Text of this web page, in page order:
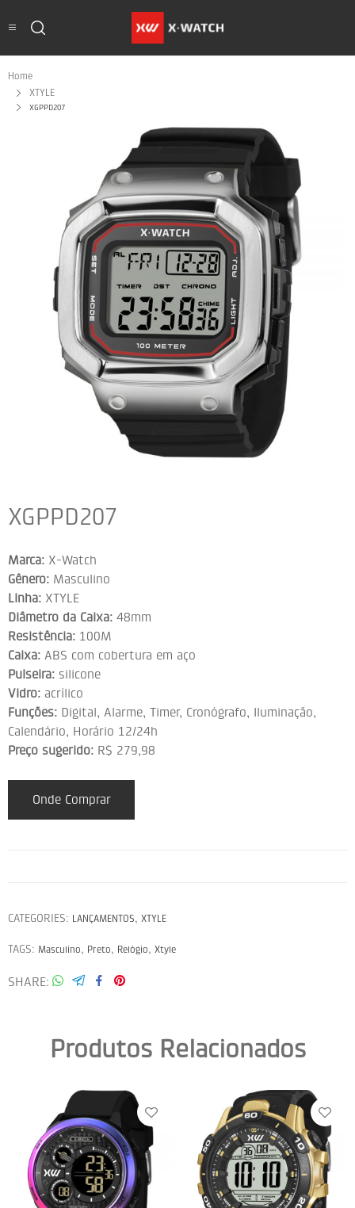
Home
XTYLE
XGPPD207
XGPPD207
Marca: X-Watch
Gênero: Masculino
Linha: XTYLE
Diâmetro da Caixa: 48mm
Resistência: 100M
Caixa: ABS com cobertura em aço
Pulseira: silicone
Vidro: acrílico
Funções: Digital, Alarme, Timer, Cronógrafo, Iluminação,
Calendário, Horário 12/24h
Preço sugerido: R$ 279,98
Onde Comprar
CATEGORIES: LANÇAMENTOS, XTYLE
TAGS: Masculino, Preto, Relógio, Xtyle
SHARE
Produtos Relacionados